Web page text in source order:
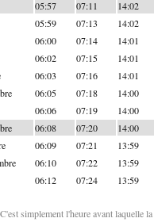
05:57 07:11 14:02
05:59 07:13 14:02
06:00 07:14 14:01
06:02 07:15 14:01
06:03 07:16 14:01
06:05 07:18 14:00
06:06 07:19 14:00
06:08 07:20 14:00
06:09 07:21 13:59
06:10 07:22 13:59
06:12 07:24 13:59
simplement l'heure avant laquelle